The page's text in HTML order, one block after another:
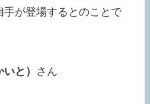
手が登場するとのことで
と） さん